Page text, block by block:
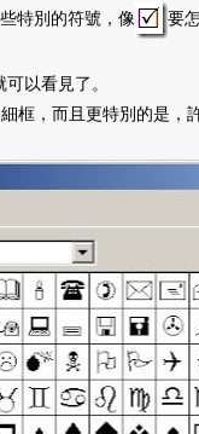
特別的符號，像
要
以看見了。
框，而且更特別的是